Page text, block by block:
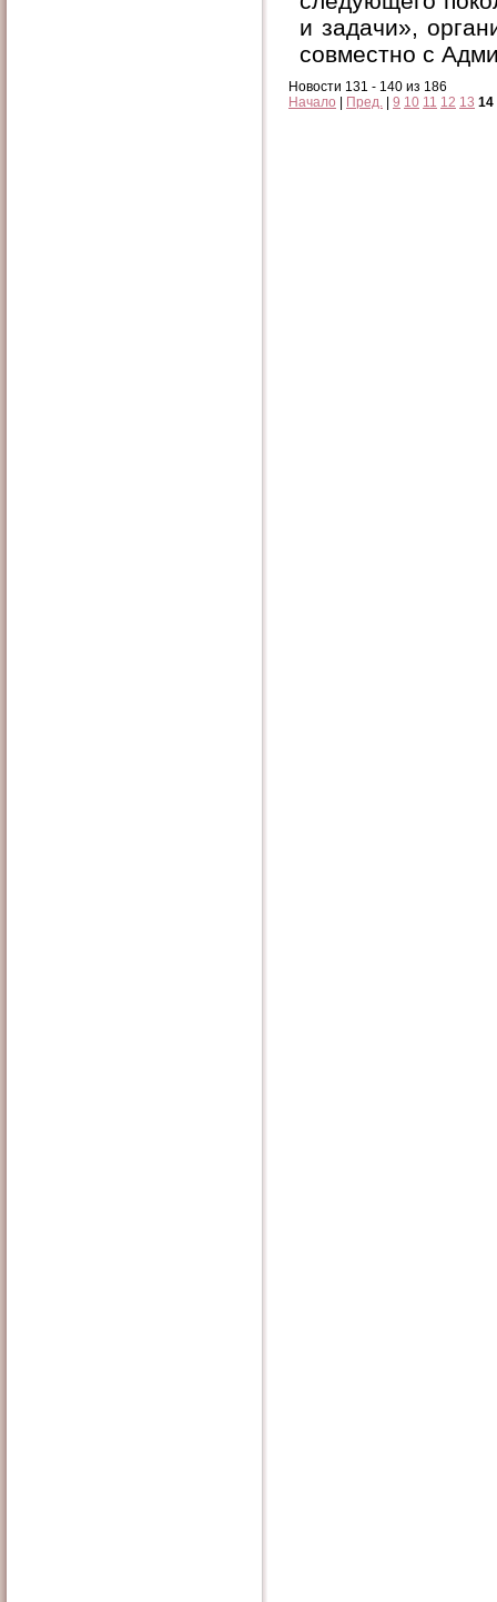
и задачи»,
совместно с
Новости 131 - 140 из 186
Начало
Пред. 9 10 11 12 13 14